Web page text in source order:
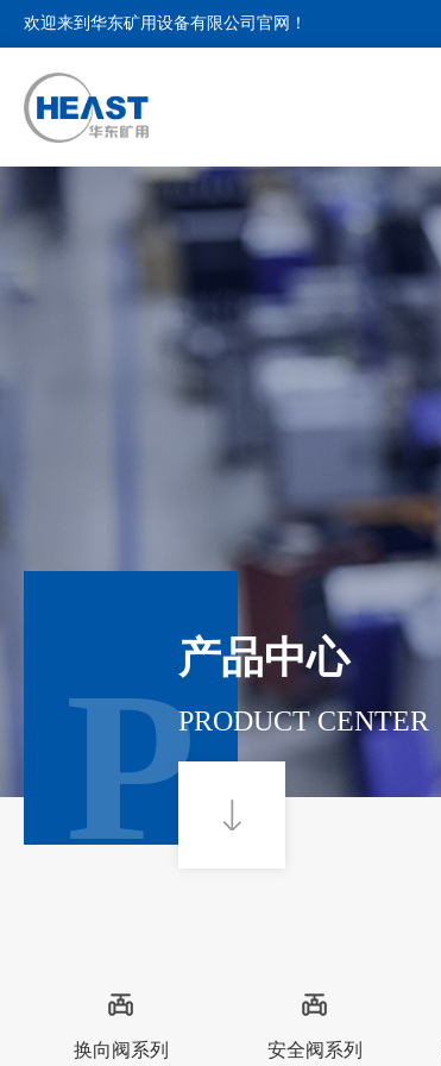
欢迎来到华东矿用设备有限公司官网！
P产品中心
PRODUCT CENTER
换向阀系列 安全阀系列